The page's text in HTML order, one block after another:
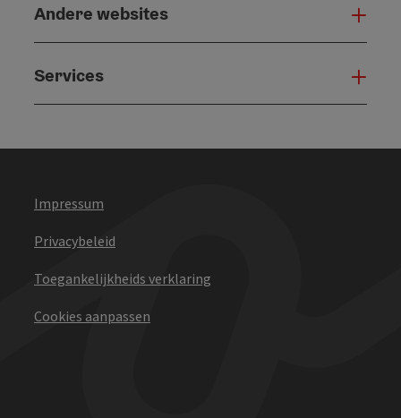
Andere websites
Services
Impressum
Privacybeleid
Toegankelijkheids verklaring
Cookies aanpassen